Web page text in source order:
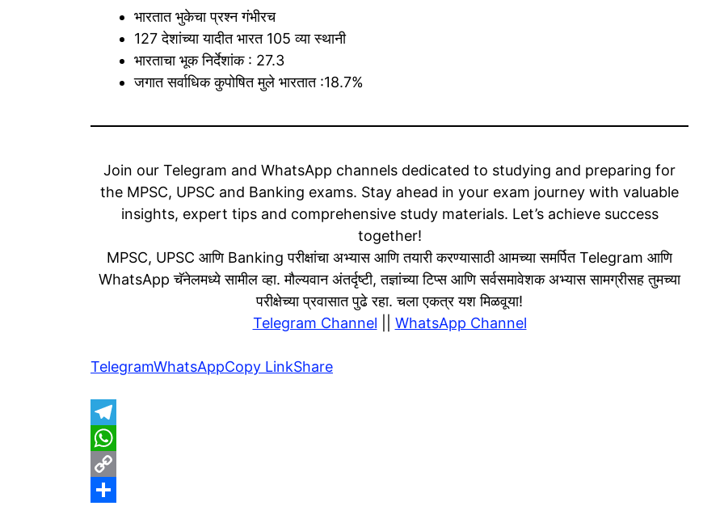
भारतात भुकेचा प्रश्न गंभीरच
127 देशांच्या यादीत भारत 105 व्या स्थानी
भारताचा भूक निर्देशांक : 27.3
जगात सर्वाधिक कुपोषित मुले भारतात :18.7%
Join our Telegram and WhatsApp channels dedicated to studying and preparing for
the MPSC, UPSC and Banking exams. Stay ahead in your exam journey with valuable
insights, expert tips and comprehensive study materials. Let’s achieve success
together!
MPSC, UPSC आणि Banking परीक्षांचा अभ्यास आणि तयारी करण्यासाठी आमच्या समर्पित Telegram आणि
WhatsApp चॅनेलमध्ये सामील व्हा. मौल्यवान अंतर्दृष्टी, तज्ञांच्या टिप्स आणि सर्वसमावेशक अभ्यास सामग्रीसह तुमच्या
परीक्षेच्या प्रवासात पुढे रहा. चला एकत्र यश मिळवूया!
Telegram Channel
WhatsApp Channel
TelegramWhatsAppCopy LinkShare
T
e
W
hC